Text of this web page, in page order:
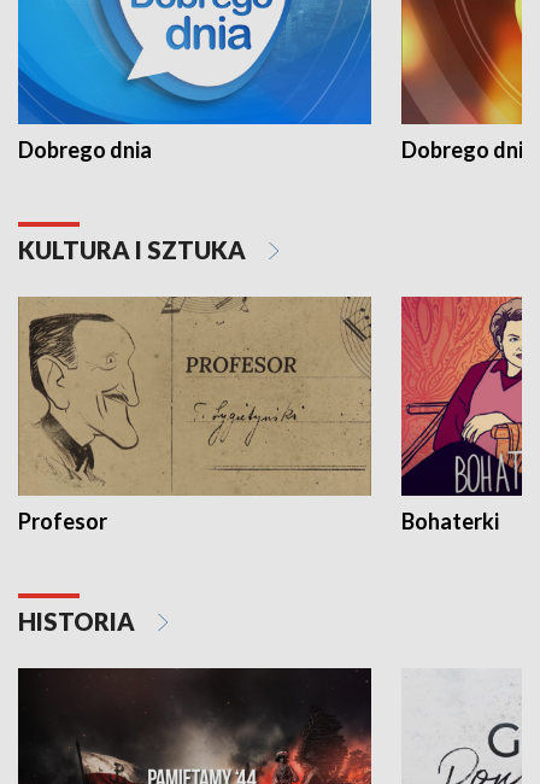
Dobrego dnia Dobrego dnia
KULTURA I SZTUKA
Profesor Bohaterki
HISTORIA